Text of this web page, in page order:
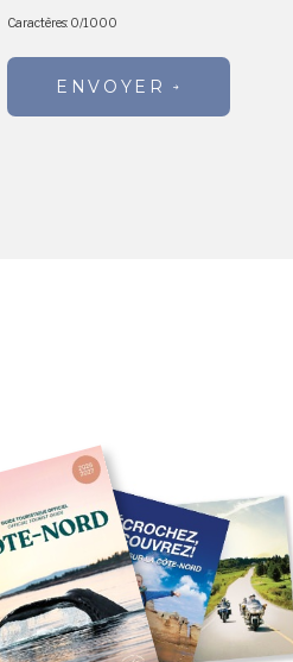
Caractères: 0/1000
ENVOYER